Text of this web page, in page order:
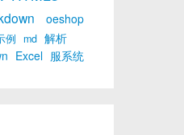
oeshop
例 md 解析
Excel 服系统